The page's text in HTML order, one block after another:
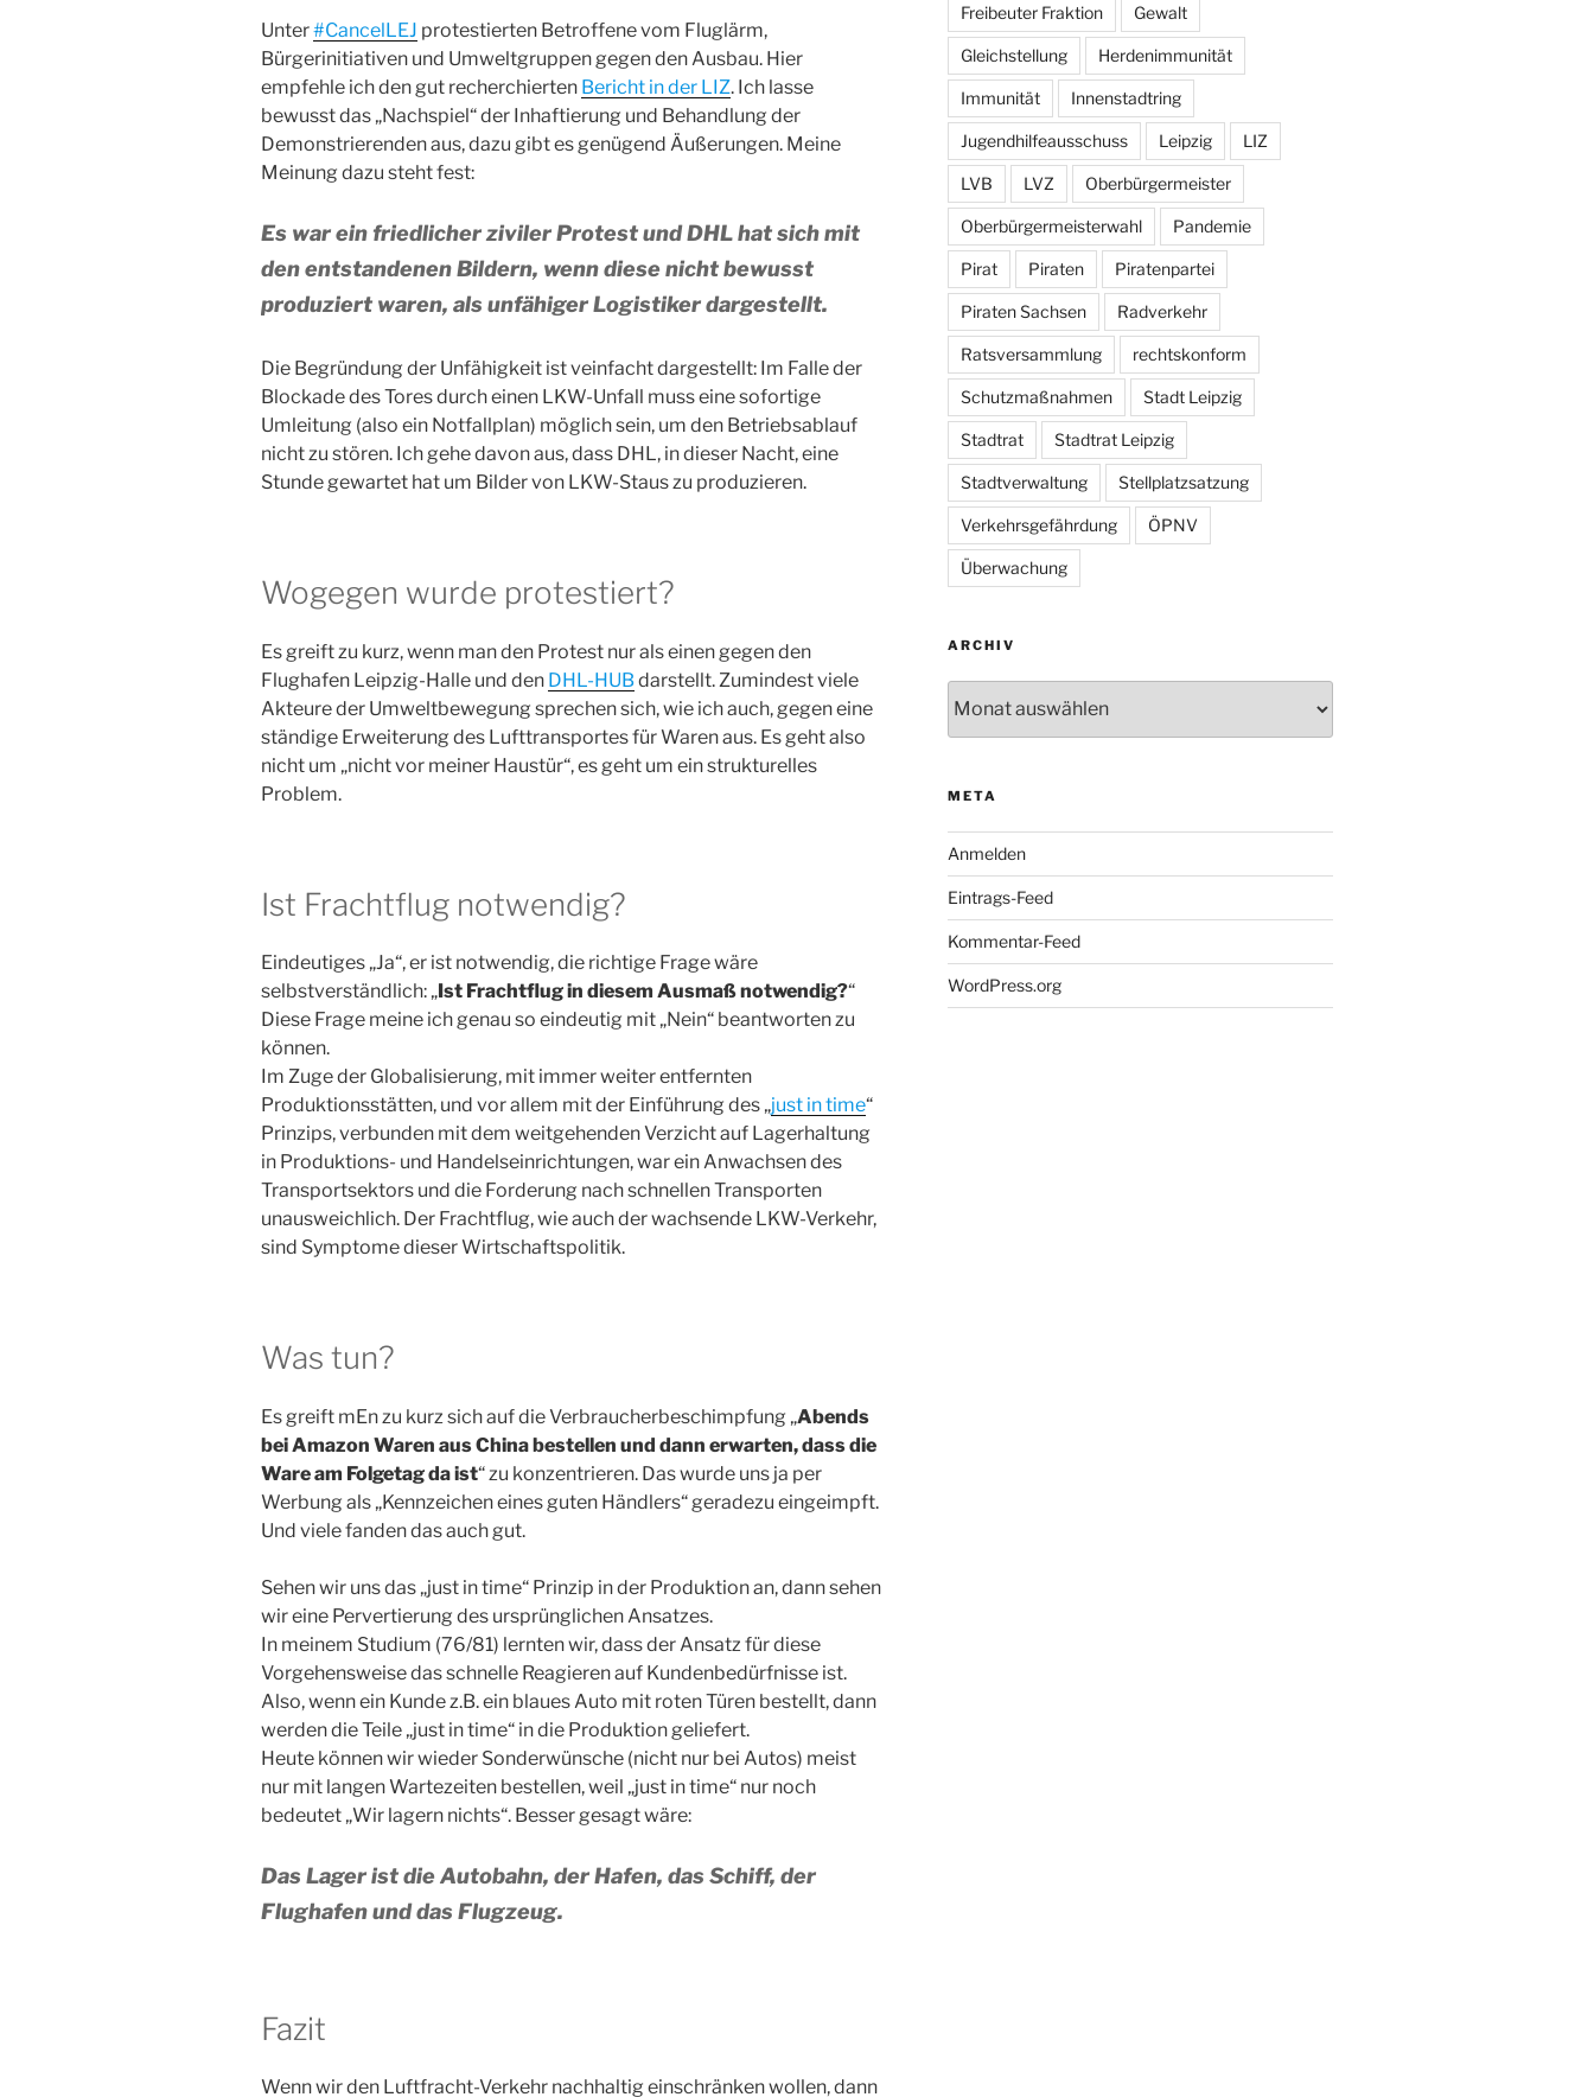
Unter#CancelLEJ protestierten Betroffene vom Fluglärm,
Bürgerinitiativen und Umweltgruppen gegen den Ausbau. Hier
empfehle ich den gut recherchierten Bericht in der LIZ. Ich lasse
bewusst das „Nachspiel“ der Inhaftierung und Behandlung der
Demonstrierenden aus, dazu gibt es genügend Äußerungen. Meine
Meinung dazu steht fest:
Es war ein friedlicher ziviler Protest und DHL hat sich mit
den entstandenen Bildern, wenn diese nicht bewusst
produziert waren, als unfähiger Logistiker dargestellt.
Die Begründung der Unfähigkeit ist veinfacht dargestellt: Im Falle der
Blockade des Tores durch einen LKW-Unfall muss eine sofortige
Umleitung (also ein Notfallplan) möglich sein, um den Betriebsablauf
nicht zu stören. Ich gehe davon aus, dass DHL, in dieser Nacht, eine
Stunde gewartet hat um Bilder von LKW-Staus zu produzieren.
Wogegen wurde protestiert?
Es greift zu kurz, wenn man den Protest nur als einen gegen den
Flughafen Leipzig-Halle und den DHL-HUBdarstellt. Zumindest viele
Akteure der Umweltbewegung sprechen sich, wie ich auch, gegen eine
ständige Erweiterung des Lufttransportes für Waren aus. Es geht also
nicht um „nicht vor meiner Haustür“, es geht um ein strukturelles
Problem.
Ist Frachtflug notwendig?
Eindeutiges „Ja“, er ist notwendig, die richtige Frage wäre
selbstverständlich: „Ist Frachtflug in diesem Ausmaß notwendig?“
Diese Frage meine ich genau so eindeutig mit „Nein“ beantworten zu
können.
Im Zuge der Globalisierung, mit immer weiter entfernten
Produktionsstätten, und vor allem mit der Einführung des „just in time“
Prinzips, verbunden mit dem weitgehenden Verzicht auf Lagerhaltung
in Produktions- und Handelseinrichtungen, war ein Anwachsen des
Transportsektors und die Forderung nach schnellen Transporten
unausweichlich. Der Frachtflug, wie auch der wachsende LKW-Verkehr,
sind Symptome dieser Wirtschaftspolitik.
Was tun?
Es greift mEn zu kurz sich auf die Verbraucherbeschimpfung „Abends
bei Amazon Waren aus China bestellen und dann erwarten, dass die
Ware am Folgetag da ist“ zu konzentrieren. Das wurde uns ja per
Werbung als „Kennzeichen eines guten Händlers“ geradezu eingeimpft.
Und viele fanden das auch gut.
Sehen wir uns das „just in time“ Prinzip in der Produktion an, dann sehen
wir eine Pervertierung des ursprünglichen Ansatzes.
In meinem Studium (76/81) lernten wir, dass der Ansatz für diese
Vorgehensweise das schnelle Reagieren auf Kundenbedürfnisse ist.
Also, wenn ein Kunde z.B. ein blaues Auto mit roten Türen bestellt, dann
werden die Teile „just in time“ in die Produktion geliefert.
Heute können wir wieder Sonderwünsche (nicht nur bei Autos) meist
nur mit langen Wartezeiten bestellen, weil „just in time“ nur noch
bedeutet „Wir lagern nichts“. Besser gesagt wäre:
Das Lager ist die Autobahn, der Hafen, das Schiff, der
Flughafen und das Flugzeug.
Fazit
Wenn wir den Luftfracht-Verkehr nachhaltig einschränken wollen, dann
Freibeuter Fraktion Gewalt
Gleichstellung Herdenimmunität
Immunität Innenstadtring
Jugendhilfeausschuss Leipzig LIZ
LVB LVZ Oberbürgermeister
Oberbürgermeisterwahl Pandemie
Pirat Piraten Piratenpartei
Piraten Sachsen Radverkehr
Ratsversammlung rechtskonform
Schutzmaßnahmen Stadt Leipzig
Stadtrat Stadtrat Leipzig
Stadtverwaltung Stellplatzsatzung
Verkehrsgefährdung ÖPNV
Überwachung
ARCHIV
META
Anmelden
Eintrags-Feed
Kommentar-Feed
WordPress.org